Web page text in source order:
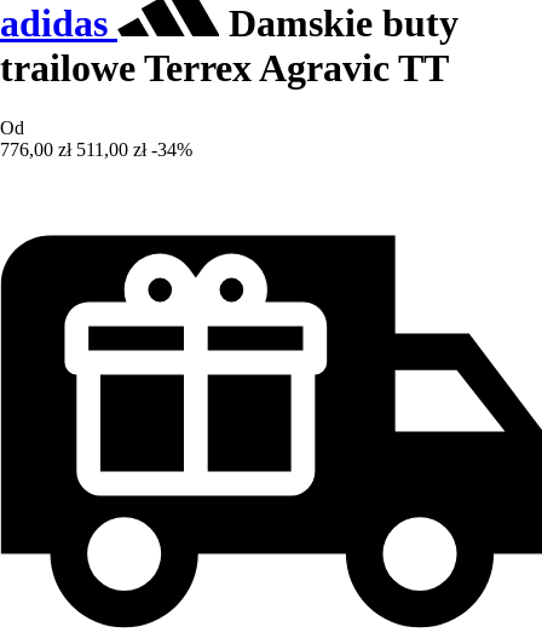
adidas
Damskie buty
trailowe Terrex Agravic TT
Od
776,00 zł 511,00 zł -34%